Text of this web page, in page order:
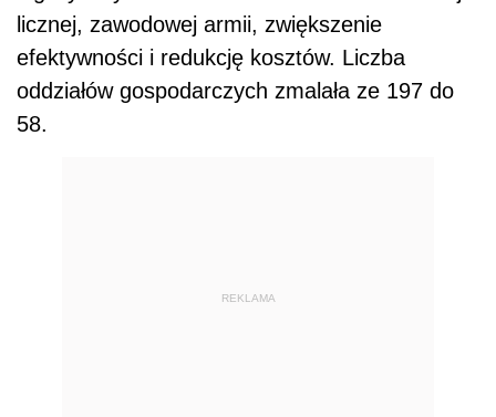
licznej, zawodowej armii, zwiększenie
efektywności i redukcję kosztów. Liczba
oddziałów gospodarczych zmalała ze 197 do
58.
REKLAMA